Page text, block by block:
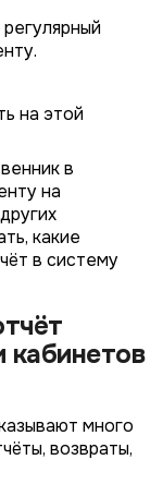
на этой
в
на
какие
в систему
кабинетов
много
возвраты,